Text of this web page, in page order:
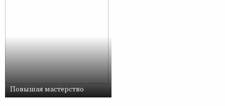
Повышая мастерство